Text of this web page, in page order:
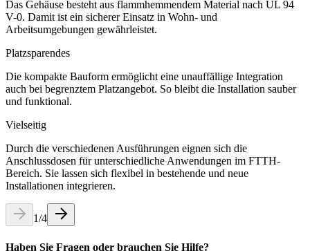
Das Gehäuse besteht aus flammhemmendem Material nach UL 94
V-0. Damit ist ein sicherer Einsatz in Wohn- und
Arbeitsumgebungen gewährleistet.
Platzsparendes
Die kompakte Bauform ermöglicht eine unauffällige Integration
auch bei begrenztem Platzangebot. So bleibt die Installation sauber
und funktional.
Vielseitig
Durch die verschiedenen Ausführungen eignen sich die
Anschlussdosen für unterschiedliche Anwendungen im FTTH-
Bereich. Sie lassen sich flexibel in bestehende und neue
Installationen integrieren.
1/4
Haben Sie Fragen oder brauchen Sie Hilfe?